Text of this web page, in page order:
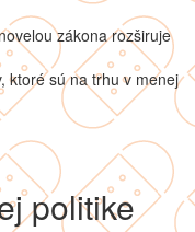
zákona rozširuje
ktoré sú na trhu v menej
politike